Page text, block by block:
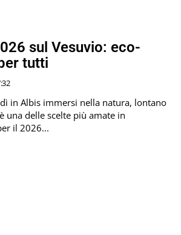
sul Vesuvio: eco-
tutti
in Albis immersi nella natura, lontano
una delle scelte più amate in
il 2026...